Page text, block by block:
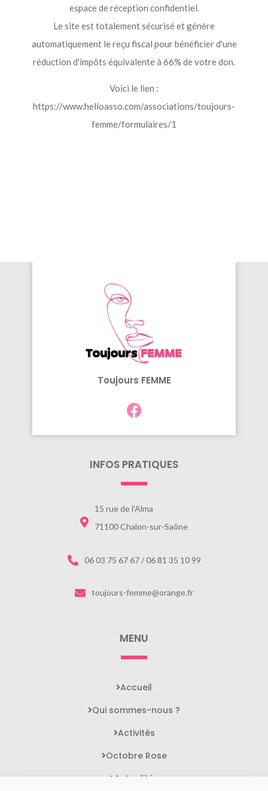
espace de réception confidentiel.
Le site est totalement sécurisé et génère
automatiquement le reçu fiscal pour bénéficier d'une
réduction d'impôts équivalente à 66% de votre don.
Voici le lien :
https://www.helloasso.com/associations/toujours-
femme/formulaires/1
Toujours FEMME
INFOS PRATIQUES
15 rue de l'Alma
71100 Chalon-sur-Saône
06 03 75 67 67 / 06 81 35 10 99
toujours-femme@orange.fr
MENU
Accueil
Qui sommes-nous ?
Activités
Octobre Rose
Actualités